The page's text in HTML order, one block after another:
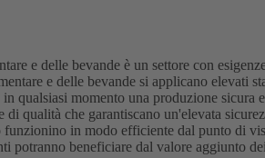
e delle bevande è un settore con
e delle bevande si applicano elevati
qualsiasi momento una produzione sicura
di qualità che garantiscano un'elevata
funzionino in modo efficiente dal punto di
potranno beneficiare dal valore aggiunto